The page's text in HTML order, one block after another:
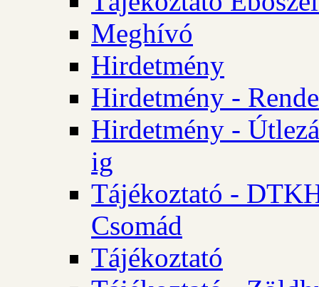
Meghívó
Hirdetmény
Hirdetmény -
Hirdetmény -
ig
Tájékoztató -
Csomád
Tájékoztató